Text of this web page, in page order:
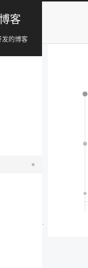
客
发的博客